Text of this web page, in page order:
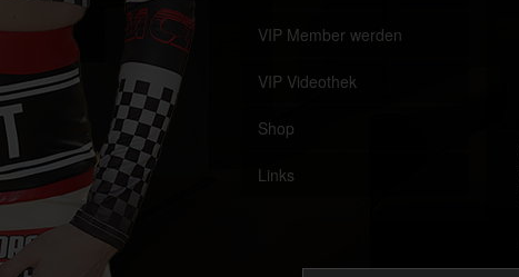
VIP Member werden
VIP Videothek
Shop
Links